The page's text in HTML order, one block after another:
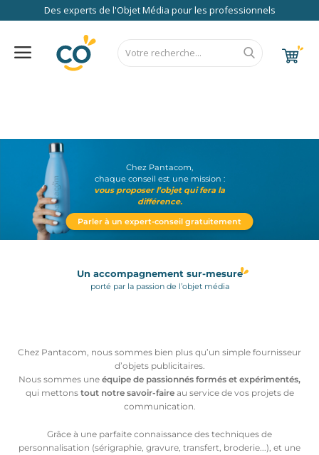
Des experts de l'Objet Média pour les professionnels
High Tech
Bagageries & Sacs
Etui
Textiles & Accessoires
Vêtements de Travail
Gourmandises
Plantes et Graines
Bien être & Sécurité
Sports, loisirs & jouets
PLV & Mobiliers Pub
Chez Pantacom,
chaque conseil est une mission :
vous proposer l’objet qui fera la
différence.
Parler à un expert-conseil gratuitement
Un accompagnement sur-mesure
porté par la passion de l’objet média
Chez Pantacom, nous sommes bien plus qu’un simple fournisseur
d’objets publicitaires.
Nous sommes une équipe de passionnés formés et expérimentés,
qui mettons tout notre savoir-faireau service de vos projets de
communication.
Grâce à une parfaite connaissance des techniques de
personnalisation (sérigraphie, gravure, transfert, broderie...), et une